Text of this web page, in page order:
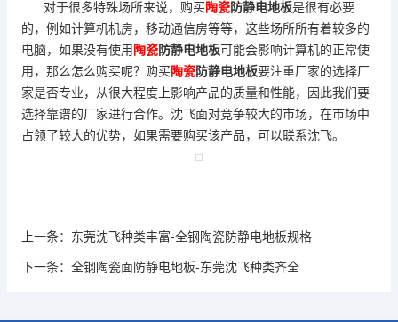
对于很多特殊场所来说，购买陶瓷防静电地板是很有必要
的，例如计算机机房，移动通信房等等，这些场所所有着较多的
电脑，如果没有使用 陶瓷防静电地板可能会影响计算机的正常使
用，那么怎么购买呢？购买陶瓷防静电地板要注重厂家的选择厂
家是否专业，从很大程度上影响产品的质量和性能，因此我们要
选择靠谱的厂家进行合作。沈飞面对竞争较大的市场，在市场中
占领了较大的优势，如果需要购买该产品，可以联系沈飞。
上一条： 东莞沈飞种类丰富-全钢陶瓷防静电地板规格
下一条： 全钢陶瓷面防静电地板-东莞沈飞种类齐全